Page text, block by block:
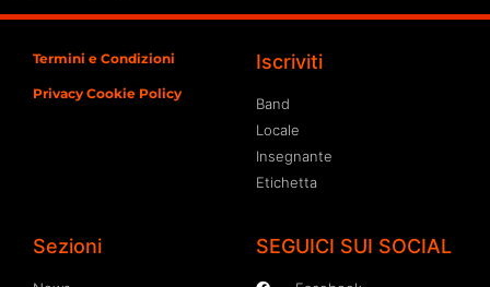
Termini e Condizioni
Privacy Cookie Policy
Iscriviti
Band
Locale
Insegnante
Etichetta
Sezioni SEGUICI SUI SOCIAL